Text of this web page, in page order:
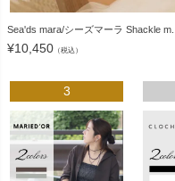
Sea'ds mara/シーズマーラ Shackle m...
¥10,450 （税込）
3